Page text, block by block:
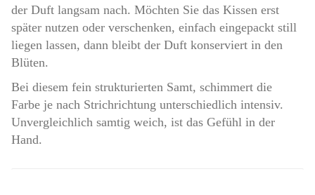
der Duft langsam nach. Möchten Sie das Kissen erst
später nutzen oder verschenken, einfach eingepackt still
liegen lassen, dann bleibt der Duft konserviert in den
Blüten.
Bei diesem fein strukturierten Samt, schimmert die
Farbe je nach Strichrichtung unterschiedlich intensiv.
Unvergleichlich samtig weich, ist das Gefühl in der
Hand.